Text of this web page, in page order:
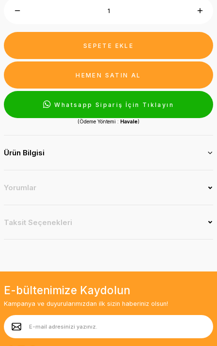
SEPETE EKLE
HEMEN SATIN AL
Whatsapp Sipariş İçin Tıklayın
(Ödeme Yöntemi : Havale)
Ürün Bilgisi
Yorumlar
Taksit Seçenekleri
E-bültenimize Kaydolun
Kampanya ve duyurularımızdan ilk sizin haberiniz olsun!